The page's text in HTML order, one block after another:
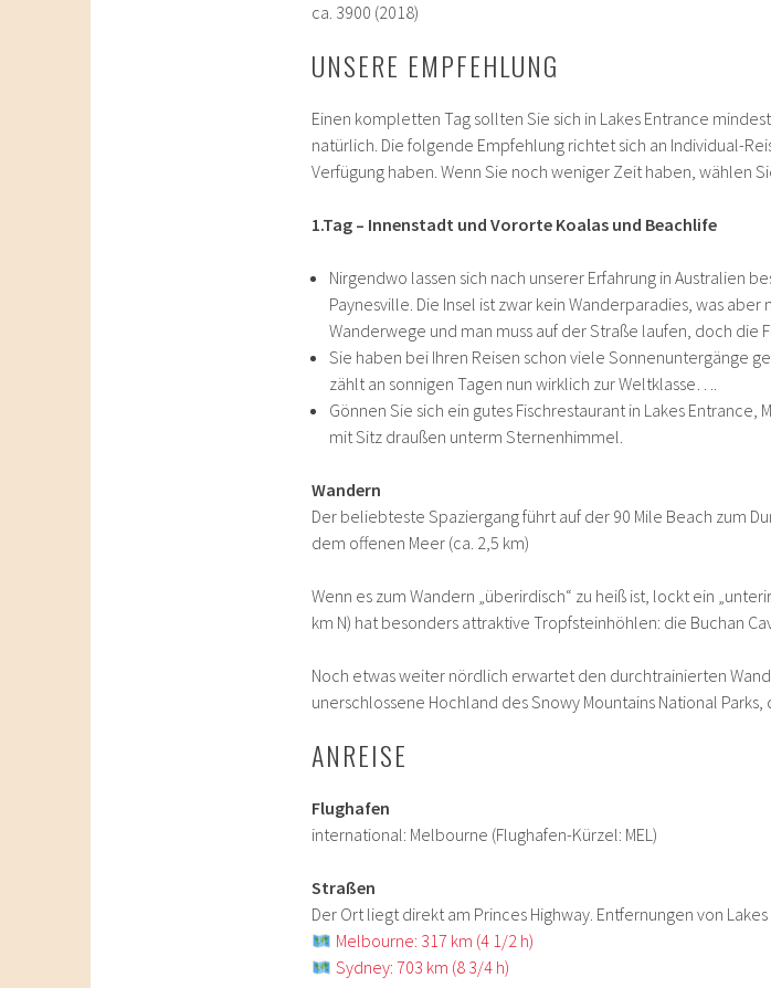
ca. 3900 (2018)
UNSERE EMPFEHLUNG
Einen kompletten Tag sollten Sie sich in Lakes Entrance
natürlich. Die folgende Empfehlung richtet sich an Individual-
Verfügung haben. Wenn Sie noch weniger Zeit haben, wählen
1.Tag – Innenstadt und Vororte Koalas und Beachlife
Nirgendwo lassen sich nach unserer Erfahrung in Australien
Paynesville. Die Insel ist zwar kein Wanderparadies, was
Wanderwege und man muss auf der Straße laufen, doch die
Sie haben bei Ihren Reisen schon viele Sonnenuntergänge
zählt an sonnigen Tagen nun wirklich zur Weltklasse….
Gönnen Sie sich ein gutes Fischrestaurant in Lakes
mit Sitz draußen unterm Sternenhimmel.
Wandern
Der beliebteste Spaziergang führt auf der 90 Mile Beach zum
dem offenen Meer (ca. 2,5 km)
Wenn es zum Wandern „überirdisch“ zu heiß ist, lockt ein
km N) hat besonders attraktive Tropfsteinhöhlen: die Buchan
Noch etwas weiter nördlich erwartet den durchtrainierten
unerschlossene Hochland des Snowy Mountains National
ANREISE
Flughafen
international: Melbourne (Flughafen-Kürzel: MEL)
Straßen
Der Ort liegt direkt am Princes Highway. Entfernungen von
Melbourne: 317 km (4 1/2 h)
Sydney: 703 km (8 3/4 h)